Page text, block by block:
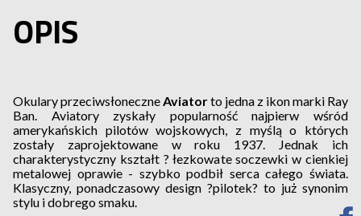
OPIS
Okulary przeciwsłoneczne Aviatorto jedna z ikon marki Ray
Ban. Aviatory zyskały popularność najpierw wśród
amerykańskich pilotów wojskowych, z myślą o których
zostały zaprojektowane w roku 1937. Jednak ich
charakterystyczny kształt ? łezkowate soczewki w cienkiej
metalowej oprawie - szybko podbił serca całego świata.
Klasyczny, ponadczasowy design ?pilotek? to już synonim
stylu i dobrego smaku.